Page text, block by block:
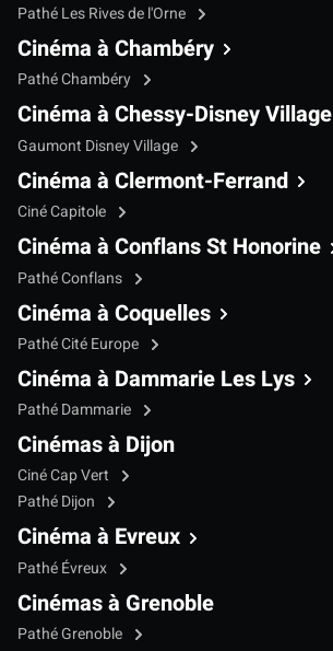
Pathé Les Rives de l'Orne
Cinéma à Chambéry
Pathé Chambéry
Cinéma à Chessy-Disney Village
Gaumont Disney Village
Cinéma à Clermont-Ferrand
Ciné Capitole
Cinéma à Conflans St Honorine
Pathé Conflans
Cinéma à Coquelles
Pathé Cité Europe
Cinéma à Dammarie Les Lys
Pathé Dammarie
Cinémas à Dijon
Ciné Cap Vert
Pathé Dijon
Cinéma à Evreux
Pathé Évreux
Cinémas à Grenoble
Pathé Grenoble